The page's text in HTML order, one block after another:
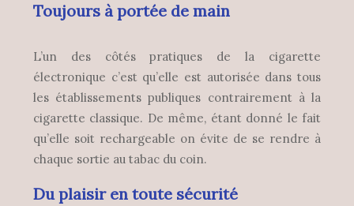
Toujours à portée de main
L’un des côtés pratiques de la cigarette
électronique c’est qu’elle est autorisée dans tous
les établissements publiques contrairement à la
cigarette classique. De même, étant donné le fait
qu’elle soit rechargeable on évite de se rendre à
chaque sortie au tabac du coin.
Du plaisir en toute sécurité